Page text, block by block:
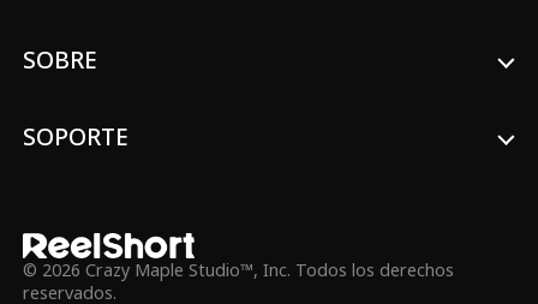
SOBRE
SOPORTE
© 2026 Crazy Maple Studio™, Inc. Todos los derechos
reservados.